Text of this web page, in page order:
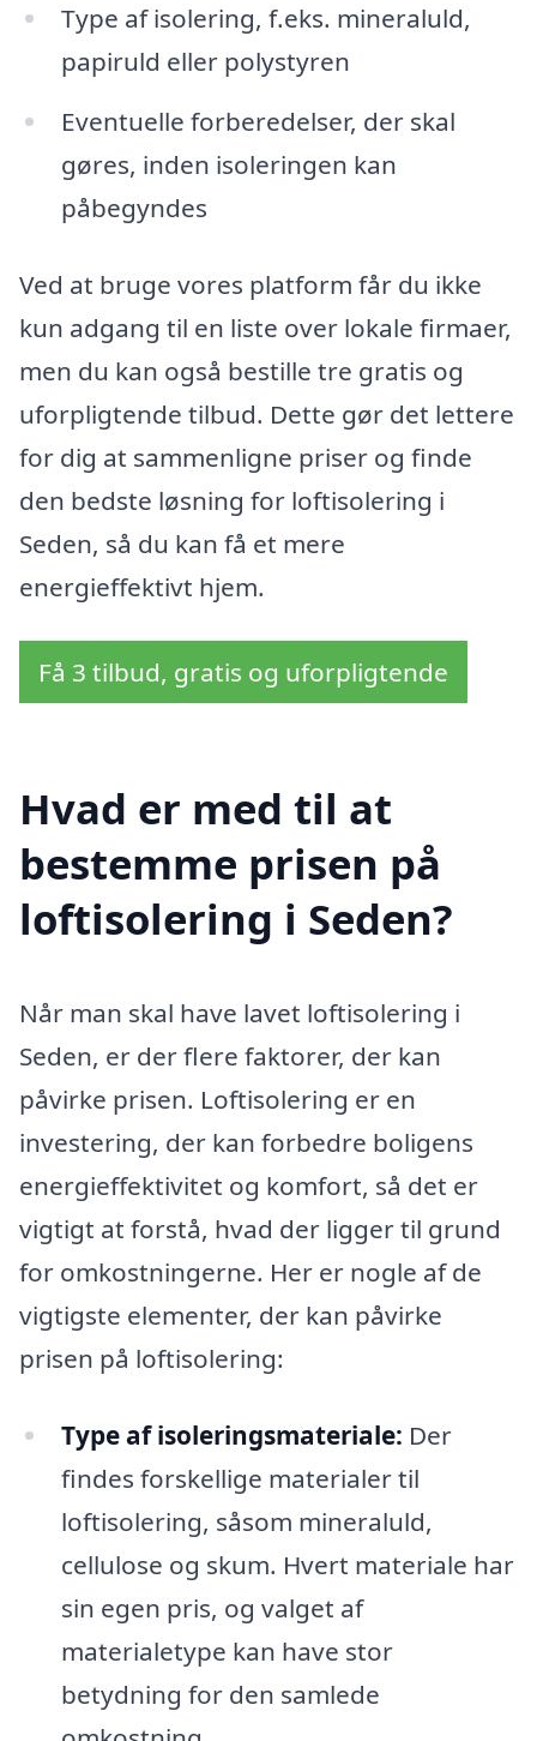
Type af isolering, f.eks. mineraluld,
papiruld eller polystyren
Eventuelle forberedelser, der skal
gøres, inden isoleringen kan
påbegyndes
Ved at bruge vores platform får du ikke
kun adgang til en liste over lokale firmaer,
men du kan også bestille tre gratis og
uforpligtende tilbud. Dette gør det lettere
for dig at sammenligne priser og finde
den bedste løsning for loftisolering i
Seden, så du kan få et mere
energieffektivt hjem.
Få 3 tilbud, gratis og uforpligtende
Hvad er med til at
bestemme prisen på
loftisolering i Seden?
Når man skal have lavet loftisolering i
Seden, er der flere faktorer, der kan
påvirke prisen. Loftisolering er en
investering, der kan forbedre boligens
energieffektivitet og komfort, så det er
vigtigt at forstå, hvad der ligger til grund
for omkostningerne. Her er nogle af de
vigtigste elementer, der kan påvirke
prisen på loftisolering:
Type af isoleringsmateriale: Der
findes forskellige materialer til
loftisolering, såsom mineraluld,
cellulose og skum. Hvert materiale har
sin egen pris, og valget af
materialetype kan have stor
betydning for den samlede